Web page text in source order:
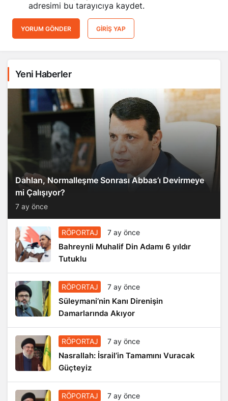
adresimi bu tarayıcıya kaydet.
YORUM GÖNDER GIRIŞ YAP
Yeni Haberler
Dahlan, Normalleşme Sonrası Abbas’ı Devirmeye
mi Çalışıyor?
7 ay önce
RÖPORTAJ 7 ay önce
Bahreynli Muhalif Din Adamı 6 yıldır
Tutuklu
RÖPORTAJ 7 ay önce
Süleymani’nin Kanı Direnişin
Damarlarında Akıyor
RÖPORTAJ 7 ay önce
Nasrallah: İsrail’in Tamamını Vuracak
Güçteyiz
RÖPORTAJ 7 ay önce